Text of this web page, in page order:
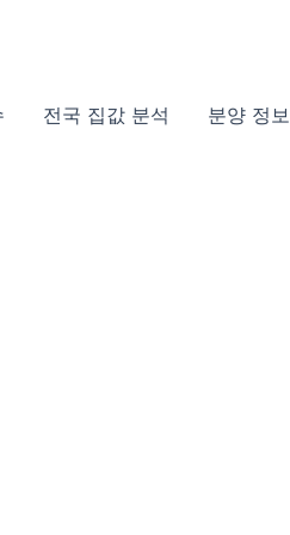
전국 집값 분석 분양 정보